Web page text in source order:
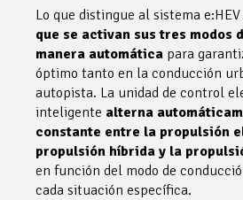
Lo que distingue al sistema
que se activan sus tres modos
manera automática para
óptimo tanto en la conducción
autopista. La unidad de control
inteligente alterna
constante entre la propulsión
propulsión híbrida y la
en función del modo de
cada situación específica.